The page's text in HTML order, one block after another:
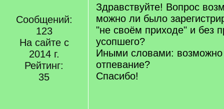
Сообщений:
123
На сайте с
2014 г.
Рейтинг:
35
Здравствуйте! Вопрос
можно ли было
"не своём приходе" и без
усопшего?
Иными словами: возможно
отпевание?
Спасибо!